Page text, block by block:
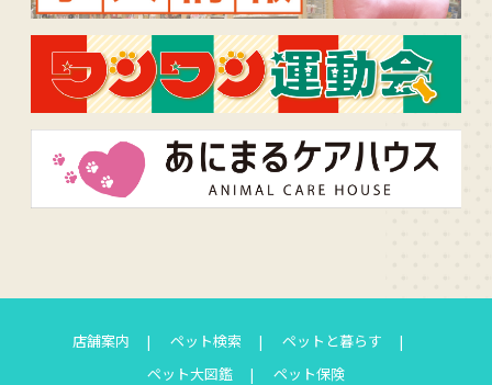
店舗案内 ペット検索
ペットと暮らす
ペット大図鑑
ペット保険